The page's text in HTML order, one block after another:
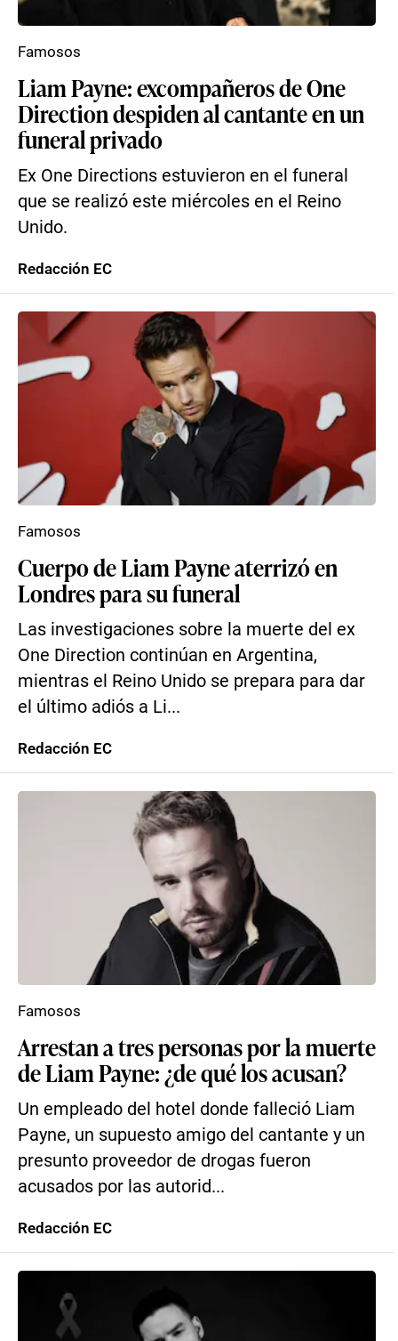
Liam Payne: excompañeros de One
Direction despiden al cantante en un
funeral privado
Ex One Directions estuvieron en el funeral
que se realizó este miércoles en el Reino
Unido.
Famosos
Redacción EC
Cuerpo de Liam Payne aterrizó en
Londres para su funeral
Las investigaciones sobre la muerte del ex
One Direction continúan en Argentina,
mientras el Reino Unido se prepara para dar
el último adiós a Li...
Famosos
Redacción EC
Arrestan a tres personas por la muerte
de Liam Payne: ¿de qué los acusan?
Un empleado del hotel donde falleció Liam
Payne, un supuesto amigo del cantante y un
presunto proveedor de drogas fueron
acusados por las autorid...
Famosos
Redacción EC